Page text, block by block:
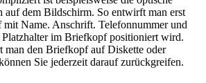
auf dem Bildschirm. So entwirft man erst
Name. Anschrift. Telefonnummer und
Platzhalter im Briefkopf positioniert wird.
man den Briefkopf auf Diskette oder
Sie jederzeit darauf zurückgreifen.